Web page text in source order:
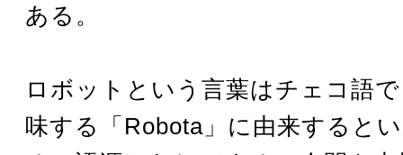
ある。
ロボットという言葉はチェコ語
味する「Robota」に由来すると